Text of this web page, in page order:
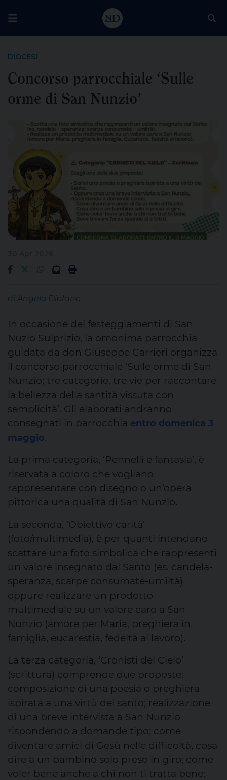
DIOCESI
Concorso parrocchiale ‘Sulle
orme di San Nunzio’
di Angelo Diofano
In occasione dei festeggiamenti di San
Nuzio Sulprizio, la omonima parrocchia
guidata da don Giuseppe Carrieri organizza
il concorso parrocchiale ‘Sulle orme di San
Nunzio; tre categorie, tre vie per raccontare
la bellezza della santità vissuta con
semplicità’. Gli elaborati andranno
consegnati in parrocchia entro domenica 3
maggio.
La prima categoria, ‘Pennelli e fantasia’, è
riservata a coloro che vogliano
rappresentare con disegno o un’opera
pittorica una qualità di San Nunzio.
La seconda, ‘Obiettivo carità’
(foto/multimedia), è per quanti intendano
scattare una foto simbolica che rappresenti
un valore insegnato dal Santo (es. candela-
speranza, scarpe consumate-umiltà)
oppure realizzare un prodotto
multimediale su un valore caro a San
Nunzio (amore per Maria, preghiera in
famiglia, eucarestia, fedeltà al lavoro).
La terza categoria, ‘Cronisti del Cielo’
(scrittura) comprende due proposte:
composizione di una poesia o preghiera
ispirata a una virtù del santo; realizzazione
di una breve intervista a San Nunzio
rispondendo a domande tipo: come
diventare amici di Gesù nelle difficoltà, cosa
dire a un bambino solo preso in giro; come
voler bene anche a chi non ti tratta bene;